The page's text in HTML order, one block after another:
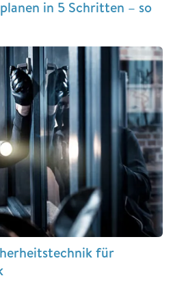
in 5 Schritten – so
für